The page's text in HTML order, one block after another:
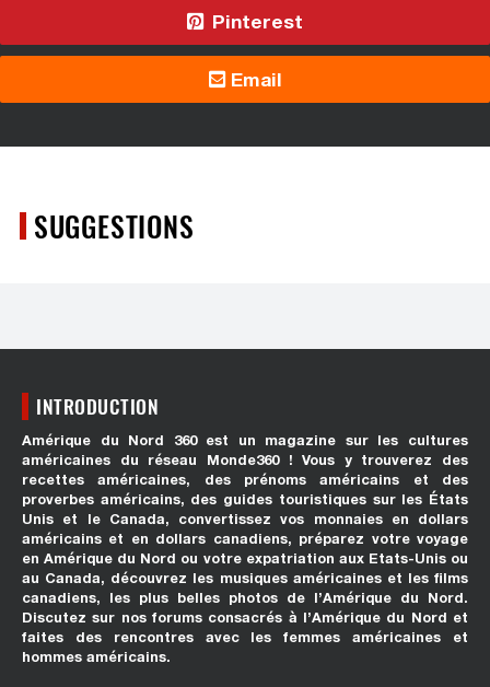
Pinterest
Email
SUGGESTIONS
INTRODUCTION
Amérique du Nord 360 est un magazine sur les cultures
américaines du réseau Monde360 ! Vous y trouverez des
recettes américaines, des prénoms américains et des
proverbes américains, des guides touristiques sur les États
Unis et le Canada, convertissez vos monnaies en dollars
américains et en dollars canadiens, préparez votre voyage
en Amérique du Nord ou votre expatriation aux Etats-Unis ou
au Canada, découvrez les musiques américaines et les films
canadiens, les plus belles photos de l’Amérique du Nord.
Discutez sur nos forums consacrés à l’Amérique du Nord et
faites des rencontres avec les femmes américaines et
hommes américains.